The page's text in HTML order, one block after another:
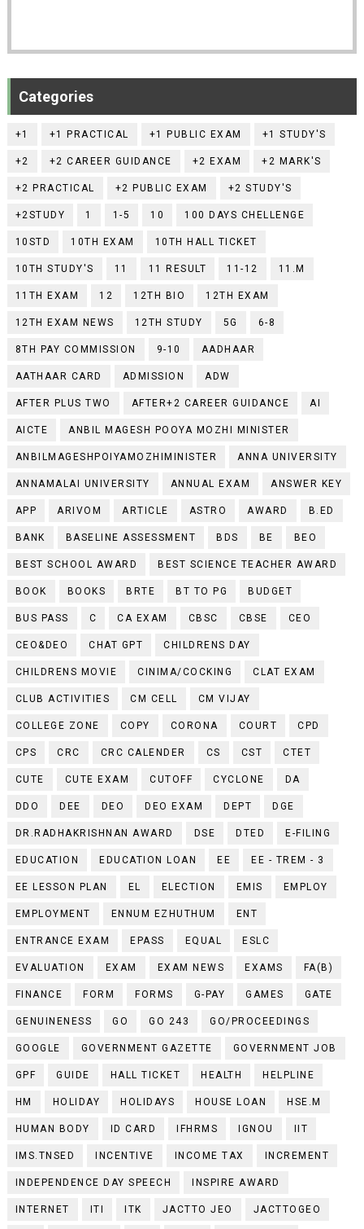
Categories
+1 +1 PRACTICAL +1 PUBLIC EXAM +1 STUDY'S
+2 +2 CAREER GUIDANCE +2 EXAM +2 MARK'S
+2 PRACTICAL +2 PUBLIC EXAM +2 STUDY'S
+2STUDY 1 1-5 10 100 DAYS CHELLENGE
10STD 10TH EXAM 10TH HALL TICKET
10TH STUDY'S 11 11 RESULT 11-12 11.M
11TH EXAM 12 12TH BIO 12TH EXAM
12TH EXAM NEWS 12TH STUDY 5G 6-8
8TH PAY COMMISSION 9-10 AADHAAR
AATHAAR CARD ADMISSION ADW
AFTER PLUS TWO AFTER+2 CAREER GUIDANCE AI
AICTE ANBIL MAGESH POOYA MOZHI MINISTER
ANBILMAGESHPOIYAMOZHIMINISTER ANNA UNIVERSITY
ANNAMALAI UNIVERSITY ANNUAL EXAM ANSWER KEY
APP ARIVOM ARTICLE ASTRO AWARD B.ED
BANK BASELINE ASSESSMENT BDS BE BEO
BEST SCHOOL AWARD BEST SCIENCE TEACHER AWARD
BOOK BOOKS BRTE BT TO PG BUDGET
BUS PASS C CA EXAM CBSC CBSE CEO
CEO&DEO CHAT GPT CHILDRENS DAY
CHILDRENS MOVIE CINIMA/COCKING CLAT EXAM
CLUB ACTIVITIES CM CELL CM VIJAY
COLLEGE ZONE COPY CORONA COURT CPD
CPS CRC CRC CALENDER CS CST CTET
CUTE CUTE EXAM CUTOFF CYCLONE DA
DDO DEE DEO DEO EXAM DEPT DGE
DR.RADHAKRISHNAN AWARD DSE DTED E-FILING
EDUCATION EDUCATION LOAN EE EE - TREM - 3
EE LESSON PLAN EL ELECTION EMIS EMPLOY
EMPLOYMENT ENNUM EZHUTHUM ENT
ENTRANCE EXAM EPASS EQUAL ESLC
EVALUATION EXAM EXAM NEWS EXAMS FA(B)
FINANCE FORM FORMS G-PAY GAMES GATE
GENUINENESS GO GO 243 GO/PROCEEDINGS
GOOGLE GOVERNMENT GAZETTE GOVERNMENT JOB
GPF GUIDE HALL TICKET HEALTH HELPLINE
HM HOLIDAY HOLIDAYS HOUSE LOAN HSE.M
HUMAN BODY ID CARD IFHRMS IGNOU IIT
IMS.TNSED INCENTIVE INCOME TAX INCREMENT
INDEPENDENCE DAY SPEECH INSPIRE AWARD
INTERNET ITI ITK JACTTO JEO JACTTOGEO